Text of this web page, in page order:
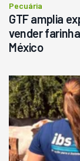
Pecuária
GTF amplia
vender
México